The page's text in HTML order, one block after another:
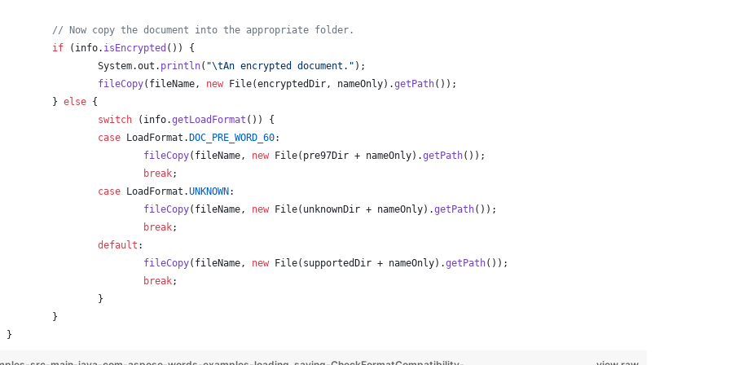
// Now copy the document into the appropriate folder.
if ( info. isEncrypted ()) {
System.out . println( "\tAn encrypted document." );
fileCopy( fileName, new File(encryptedDir, nameOnly).getPath());
	}
else {
switch ( info.getLoadFormat ()) {
case
LoadFormat . DOC_PRE_WORD_60:
fileCopy( fileName, new File( pre97Dir + nameOnly).getPath());
break;
case
LoadFormat .UNKNOWN :
fileCopy( fileName, new File( unknownDir + nameOnly).getPath());
break;
default :
fileCopy( fileName, new File( supportedDir + nameOnly).getPath());
break;
		}
	}
}